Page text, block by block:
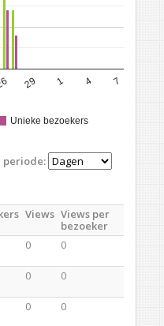
Unieke bezoekers
7
4
1
29
periode:
Views Views per
bezoeker
0 0
0 0
0 0